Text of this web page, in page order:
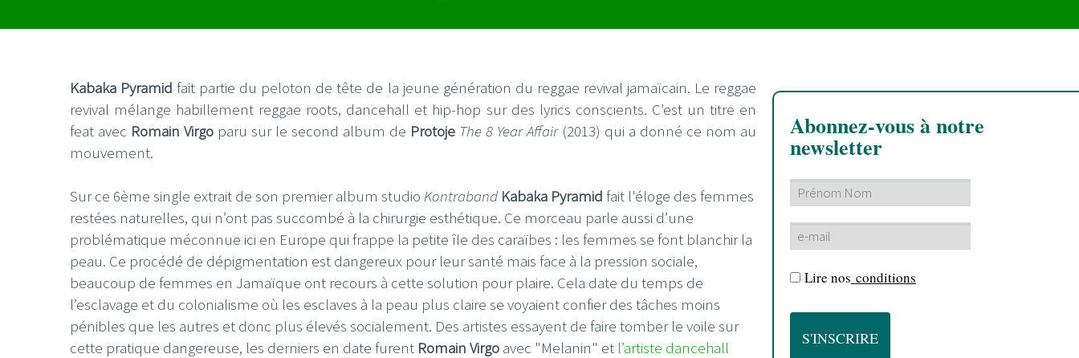
Kabaka Pyramid fait partie du peloton de tête de la jeune génération du reggae revival jamaïcain. Le reggae
revival mélange habillement reggae roots, dancehall et hip-hop sur des lyrics conscients. C’est un titre en
feat avec Romain Virgo paru sur le second album de Protoje The 8 Year Affair(2013) qui a donné ce nom au
mouvement.
Sur ce 6ème single extrait de son premier album studio Kontraband Kabaka Pyramid fait l'éloge des femmes
restées naturelles, qui n’ont pas succombé à la chirurgie esthétique. Ce morceau parle aussi d’une
problématique méconnue ici en Europe qui frappe la petite île des caraïbes : les femmes se font blanchir la
peau. Ce procédé de dépigmentation est dangereux pour leur santé mais face à la pression sociale,
beaucoup de femmes en Jamaïque ont recours à cette solution pour plaire. Cela date du temps de
l’esclavage et du colonialisme où les esclaves à la peau plus claire se voyaient confier des tâches moins
pénibles que les autres et donc plus élevés socialement. Des artistes essayent de faire tomber le voile sur
cette pratique dangereuse, les derniers en date furent Romain Virgo avec "Melanin" et l’artiste dancehall
Abonnez-vous à notre
newsletter
Lire nos conditions